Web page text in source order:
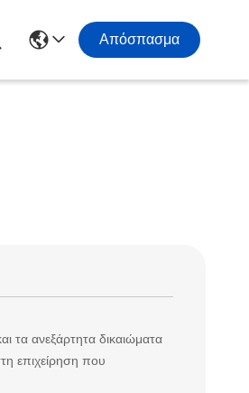
Απόσπασμα
τα ανεξάρτητα δικαιώματα
επιχείρηση που